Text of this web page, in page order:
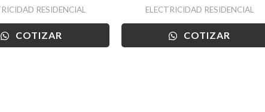
RESIDENCIAL
COTIZAR
ELECTRICIDAD RESIDENCIAL
COTIZAR